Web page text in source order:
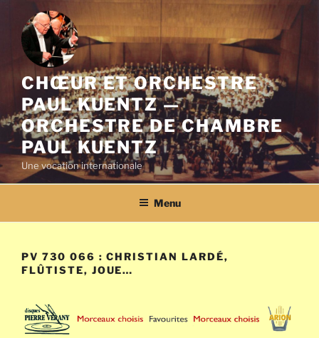
contenu
principal
CHŒUR ET ORCHESTRE
PAUL KUENTZ —
ORCHESTRE DE CHAMBRE
PAUL KUENTZ
Une vocation internationale
Menu
PV 730 066 : CHRISTIAN LARDÉ,
FLÛTISTE, JOUE…